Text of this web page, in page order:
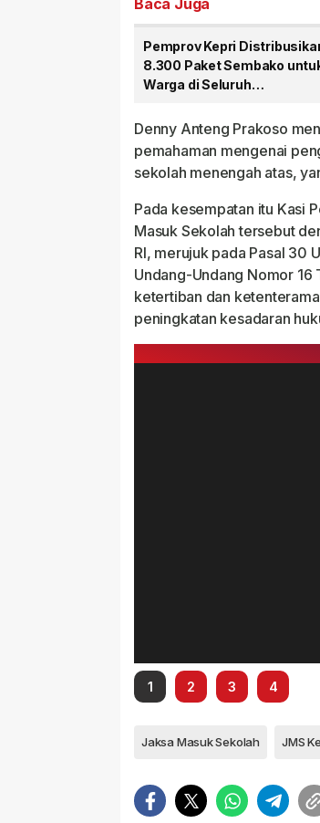
Baca Juga
Pemprov Kepri
8.300 Paket Sembako
Warga di Seluruh
Denny Anteng Prakoso
pemahaman mengenai
sekolah menengah atas,
Pada kesempatan itu Kasi
Masuk Sekolah tersebut
RI, merujuk pada Pasal 30
Undang-Undang Nomor 16
ketertiban dan
peningkatan kesadaran
1 2 3 4
Jaksa Masuk Sekolah JMS